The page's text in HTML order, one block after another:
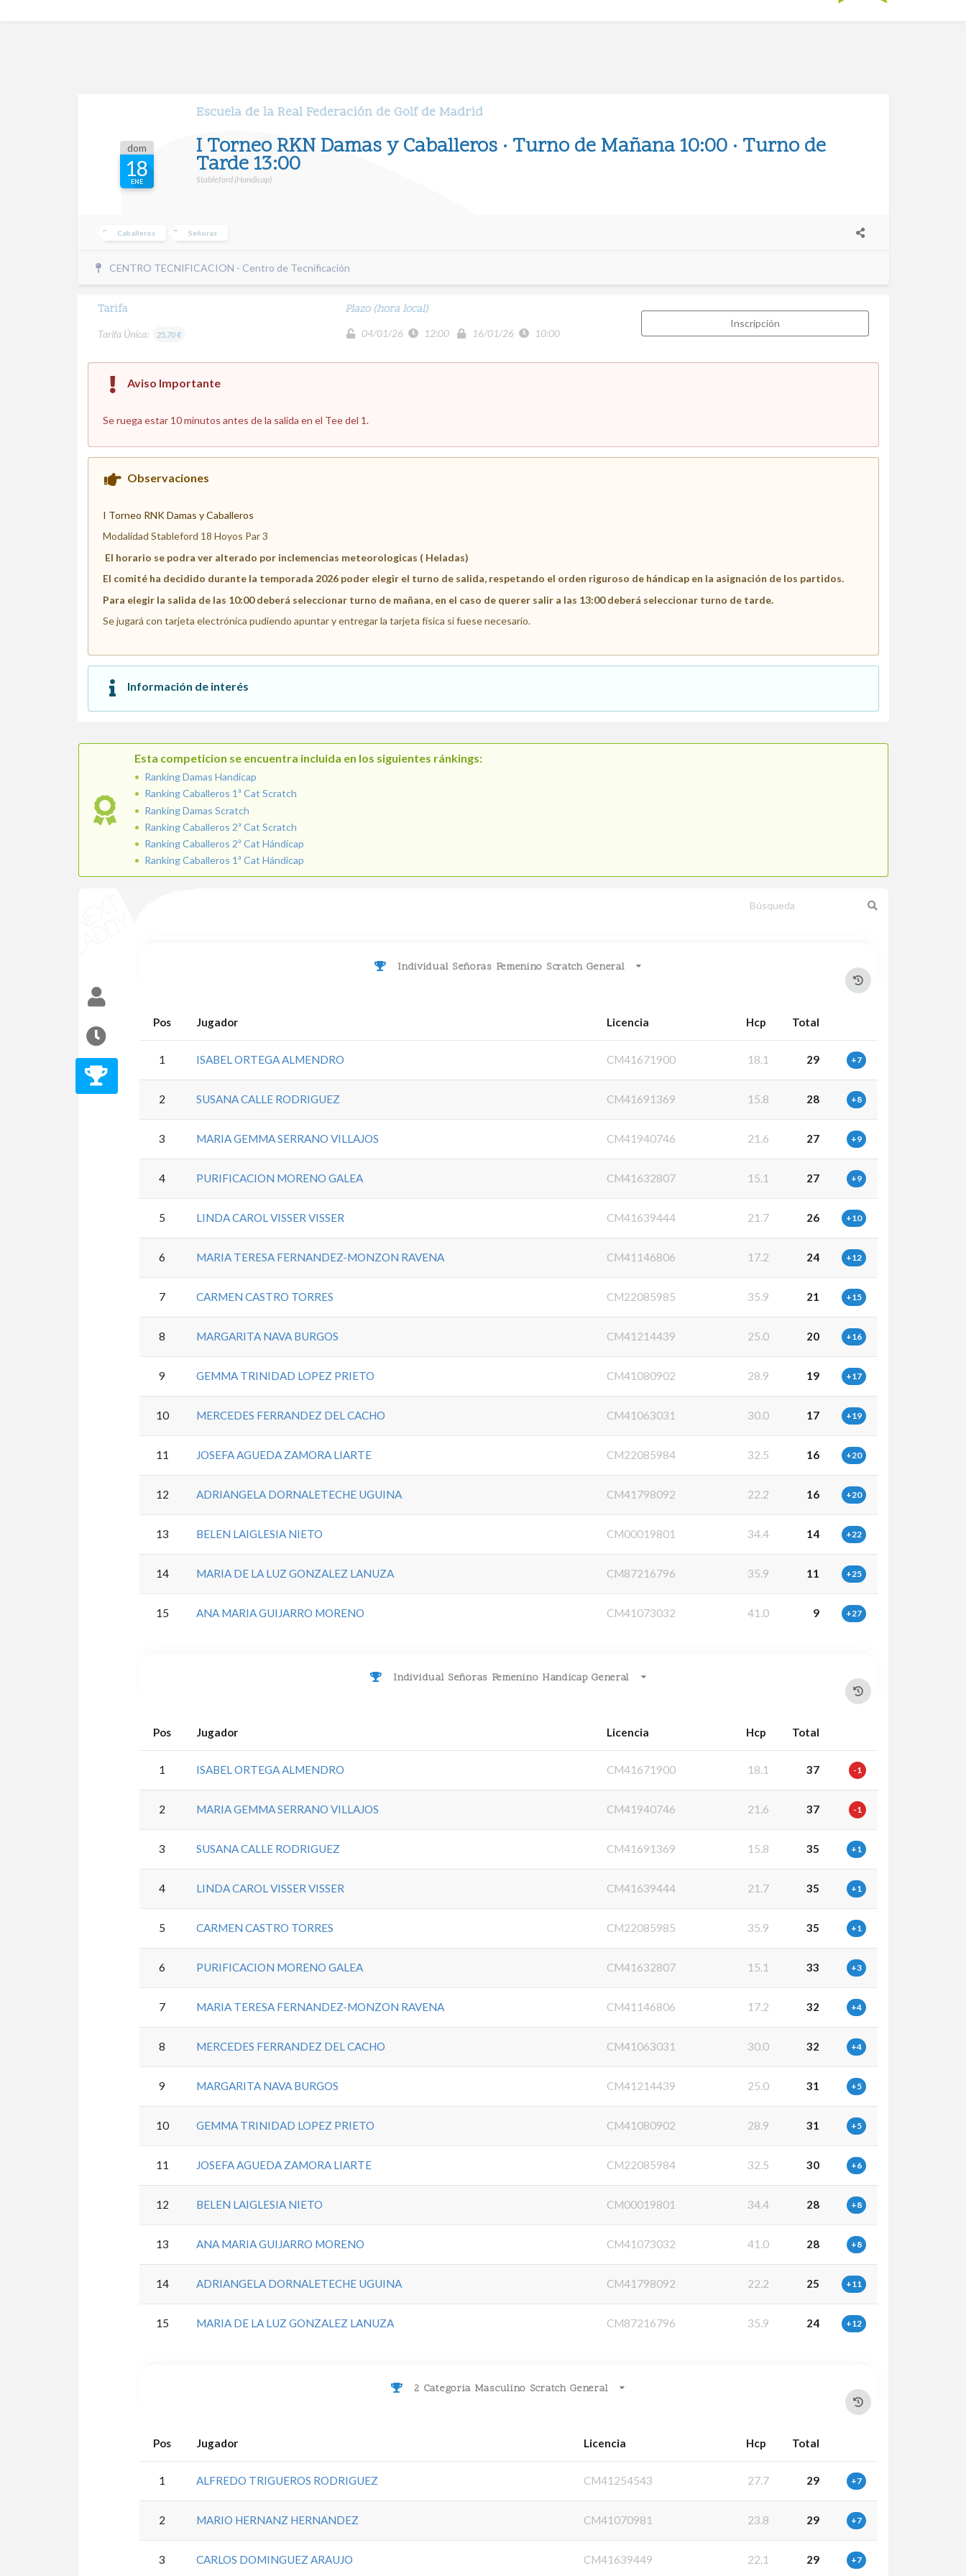
Escuela de la Real Federación de Golf de Madrid
dom
18
ENE
I Torneo RKN Damas y Caballeros · Turno de Mañana 10:00 · Turno de
Tarde 13:00
Stableford (Handicap)
Caballeros Señoras
CENTRO TECNIFICACION - Centro de Tecnificación
Tarifa
Tarifa Única: 25.70 €
Plazo (hora local)
04/01/26 12:00 16/01/26 10:00
Inscripción
Aviso Importante
Se ruega estar 10 minutos antes de la salida en el Tee del 1.
Observaciones
I Torneo RNK Damas y Caballeros
Modalidad Stableford 18 Hoyos Par 3
El horario se podra ver alterado por inclemencias meteorologicas ( Heladas)
El comité ha decidido durante la temporada 2026 poder elegir el turno de salida, respetando el orden riguroso de hándicap en la asignación de los partidos.
Para elegir la salida de las 10:00 deberá seleccionar turno de mañana, en el caso de querer salir a las 13:00 deberá seleccionar turno de tarde.
Se jugará con tarjeta electrónica pudiendo apuntar y entregar la tarjeta física si fuese necesario.
Información de interés
Esta competicion se encuentra incluida en los siguientes ránkings:
Ranking Damas Handicap
Ranking Caballeros 1ª Cat Scratch
Ranking Damas Scratch
Ranking Caballeros 2ª Cat Scratch
Ranking Caballeros 2ª Cat Hándicap
Ranking Caballeros 1ª Cat Hándicap
Individual Señoras Femenino Scratch General
Pos Jugador Licencia Hcp Total
1 ISABEL ORTEGA ALMENDRO CM41671900 18.1 29 +7
2 SUSANA CALLE RODRIGUEZ CM41691369 15.8 28 +8
3 MARIA GEMMA SERRANO VILLAJOS CM41940746 21.6 27 +9
4 PURIFICACION MORENO GALEA CM41632807 15.1 27 +9
5 LINDA CAROL VISSER VISSER CM41639444 21.7 26 +10
6 MARIA TERESA FERNANDEZ-MONZON RAVENA CM41146806 17.2 24 +12
7 CARMEN CASTRO TORRES CM22085985 35.9 21 +15
8 MARGARITA NAVA BURGOS CM41214439 25.0 20 +16
9 GEMMA TRINIDAD LOPEZ PRIETO CM41080902 28.9 19 +17
10 MERCEDES FERRANDEZ DEL CACHO CM41063031 30.0 17 +19
11 JOSEFA AGUEDA ZAMORA LIARTE CM22085984 32.5 16 +20
12 ADRIANGELA DORNALETECHE UGUINA CM41798092 22.2 16 +20
13 BELEN LAIGLESIA NIETO CM00019801 34.4 14 +22
14 MARIA DE LA LUZ GONZALEZ LANUZA CM87216796 35.9 11 +25
15 ANA MARIA GUIJARRO MORENO CM41073032 41.0 9 +27
Individual Señoras Femenino Handicap General
Pos Jugador Licencia Hcp Total
1 ISABEL ORTEGA ALMENDRO CM41671900 18.1 37 -1
2 MARIA GEMMA SERRANO VILLAJOS CM41940746 21.6 37 -1
3 SUSANA CALLE RODRIGUEZ CM41691369 15.8 35 +1
4 LINDA CAROL VISSER VISSER CM41639444 21.7 35 +1
5 CARMEN CASTRO TORRES CM22085985 35.9 35 +1
6 PURIFICACION MORENO GALEA CM41632807 15.1 33 +3
7 MARIA TERESA FERNANDEZ-MONZON RAVENA CM41146806 17.2 32 +4
8 MERCEDES FERRANDEZ DEL CACHO CM41063031 30.0 32 +4
9 MARGARITA NAVA BURGOS CM41214439 25.0 31 +5
10 GEMMA TRINIDAD LOPEZ PRIETO CM41080902 28.9 31 +5
11 JOSEFA AGUEDA ZAMORA LIARTE CM22085984 32.5 30 +6
12 BELEN LAIGLESIA NIETO CM00019801 34.4 28 +8
13 ANA MARIA GUIJARRO MORENO CM41073032 41.0 28 +8
14 ADRIANGELA DORNALETECHE UGUINA CM41798092 22.2 25 +11
15 MARIA DE LA LUZ GONZALEZ LANUZA CM87216796 35.9 24 +12
2 Categoria Masculino Scratch General
Pos Jugador Licencia Hcp Total
1 ALFREDO TRIGUEROS RODRIGUEZ CM41254543 27.7 29 +7
2 MARIO HERNANZ HERNANDEZ CM41070981 23.8 29 +7
3 CARLOS DOMINGUEZ ARAUJO CM41639449 22.1 29 +7